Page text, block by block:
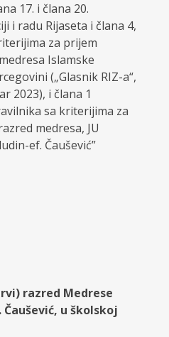
17. i člana 20.
i radu Rijaseta i člana 4,
za prijem
Islamske
(„Glasnik RIZ-a“,
2023), i člana 1
sa kriterijima za
medresa, JU
ef. Čaušević”
razred Medrese
u školskoj